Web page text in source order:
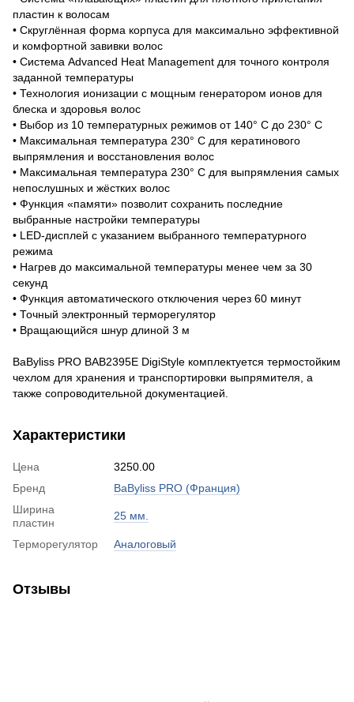
пластин к волосам
• Скруглённая форма корпуса для максимально эффективной
и комфортной завивки волос
• Система Advanced Heat Management для точного контроля
заданной температуры
• Технология ионизации с мощным генератором ионов для
блеска и здоровья волос
• Выбор из 10 температурных режимов от 140° С до 230° С
• Максимальная температура 230° С для кератинового
выпрямления и восстановления волос
• Максимальная температура 230° С для выпрямления самых
непослушных и жёстких волос
• Функция «памяти» позволит сохранить последние
выбранные настройки температуры
• LED-дисплей с указанием выбранного температурного
режима
• Нагрев до максимальной температуры менее чем за 30
секунд
• Функция автоматического отключения через 60 минут
• Точный электронный терморегулятор
• Вращающийся шнур длиной 3 м
BaByliss PRO BAB2395E DigiStyle комплектуется термостойким
чехлом для хранения и транспортировки выпрямителя, а
также сопроводительной документацией.
Характеристики
Цена
3250.00
Бренд
BaByliss PRO (Франция)
Ширина
пластин
25 мм.
Терморегулятор Аналоговый
Отзывы